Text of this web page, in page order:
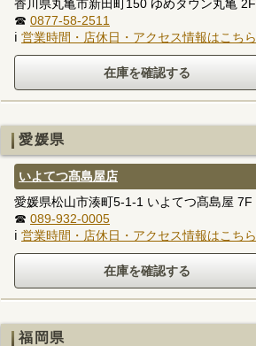
香川県丸亀市新田町150 ゆめタウン丸亀 2F
☎ 0877-58-2511
ℹ 営業時間・店休日・アクセス情報はこちら
愛媛県
いよてつ髙島屋店
愛媛県松山市湊町5-1-1 いよてつ髙島屋 7F
☎ 089-932-0005
ℹ 営業時間・店休日・アクセス情報はこちら
福岡県